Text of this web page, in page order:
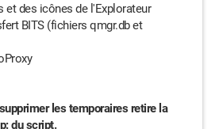
et des icônes de l'Explorateur
BITS (fichiers qmgr.db et
les temporaires retire la
du script.